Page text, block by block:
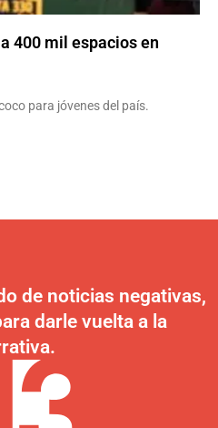
400 mil espacios en
para jóvenes del país.
de noticias negativas,
darle vuelta a la